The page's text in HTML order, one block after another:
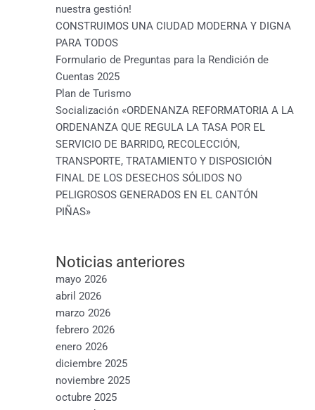
nuestra gestión!
CONSTRUIMOS UNA CIUDAD MODERNA Y DIGNA
PARA TODOS
Formulario de Preguntas para la Rendición de
Cuentas 2025
Plan de Turismo
Socialización «ORDENANZA REFORMATORIA A LA
ORDENANZA QUE REGULA LA TASA POR EL
SERVICIO DE BARRIDO, RECOLECCIÓN,
TRANSPORTE, TRATAMIENTO Y DISPOSICIÓN
FINAL DE LOS DESECHOS SÓLIDOS NO
PELIGROSOS GENERADOS EN EL CANTÓN
PIÑAS»
Noticias anteriores
mayo 2026
abril 2026
marzo 2026
febrero 2026
enero 2026
diciembre 2025
noviembre 2025
octubre 2025